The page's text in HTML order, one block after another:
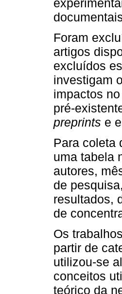
Foram
artigos
excluídos
investigam
impactos
pré-
preprints e
Para coleta
uma tabela
autores,
de
resultados,
de
Os
partir de
utilizou-se
conceitos
teórico da